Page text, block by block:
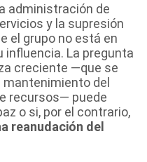
administración de
y la supresión
el grupo no está en
influencia. La pregunta
creciente —que se
mantenimiento del
recursos— puede
o si, por el contrario,
reanudación del